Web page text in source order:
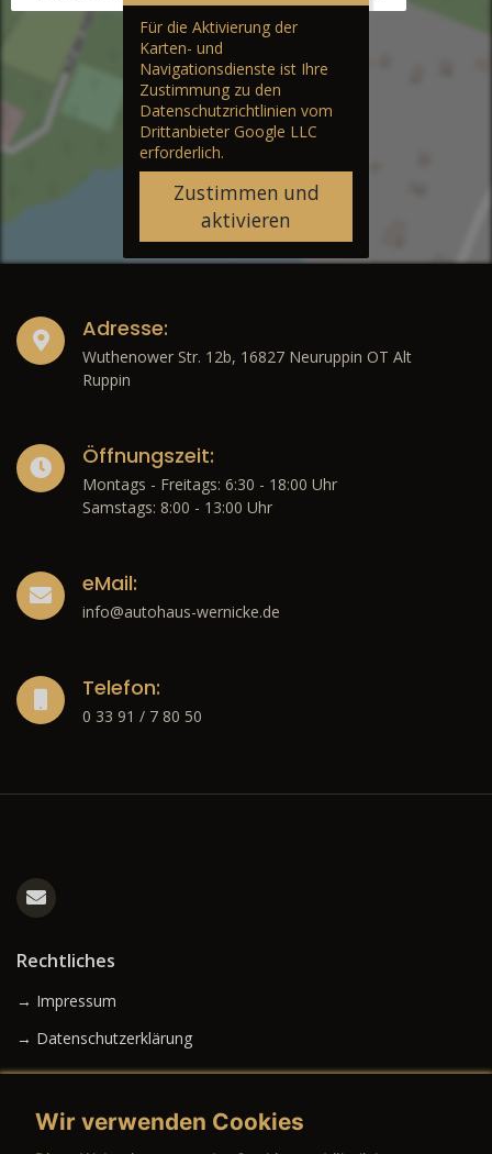
Für die Aktivierung der
Karten- und
Navigationsdienste ist Ihre
Zustimmung zu den
Datenschutzrichtlinien vom
Drittanbieter Google LLC
erforderlich.
Zustimmen und
aktivieren
Adresse:
Wuthenower Str. 12b, 16827 Neuruppin OT Alt
Ruppin
Öffnungszeit:
Montags - Freitags: 6:30 - 18:00 Uhr
Samstags: 8:00 - 13:00 Uhr
eMail:
info@autohaus-wernicke.de
Telefon:
0 33 91 / 7 80 50
Rechtliches
→ Impressum
→ Datenschutzerklärung
Wir verwenden Cookies